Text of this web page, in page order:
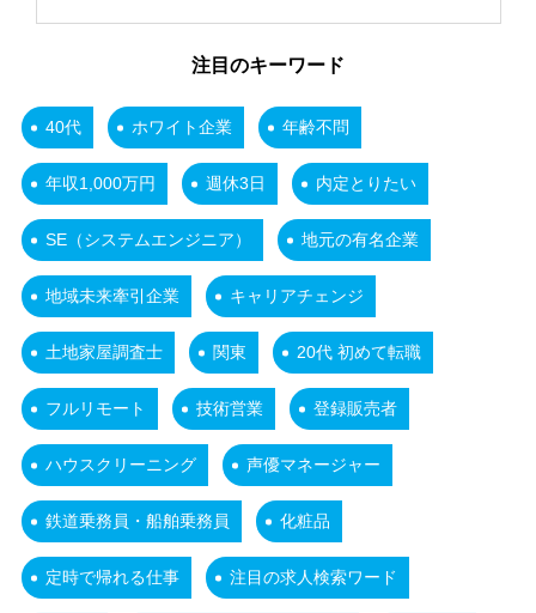
注目のキーワード
40代 ホワイト企業 年齢不問
年収1,000万円 週休3日 内定とりたい
SE（システムエンジニア） 地元の有名企業
地域未来牽引企業 キャリアチェンジ
土地家屋調査士 関東 20代 初めて転職
フルリモート 技術営業 登録販売者
ハウスクリーニング 声優マネージャー
鉄道乗務員・船舶乗務員 化粧品
定時で帰れる仕事 注目の求人検索ワード